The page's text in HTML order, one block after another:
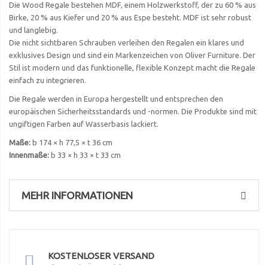
Die Wood Regale bestehen MDF, einem Holzwerkstoff, der zu 60 % aus
Birke, 20 % aus Kiefer und 20 % aus Espe besteht. MDF ist sehr robust
und langlebig.
Die nicht sichtbaren Schrauben verleihen den Regalen ein klares und
exklusives Design und sind ein Markenzeichen von Oliver Furniture. Der
Stil ist modern und das funktionelle, flexible Konzept macht die Regale
einfach zu integrieren.
Die Regale werden in Europa hergestellt und entsprechen den
europäischen Sicherheitsstandards und -normen. Die Produkte sind mit
ungiftigen Farben auf Wasserbasis lackiert.
Maße: b 174 × h 77,5 × t 36 cm
Innenmaße: b 33 × h 33 × t 33 cm
MEHR INFORMATIONEN
KOSTENLOSER VERSAND